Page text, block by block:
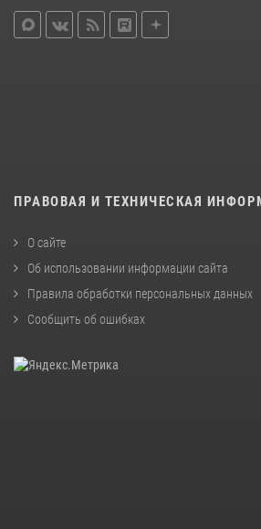
ПРАВОВАЯ И ТЕХНИЧЕСКАЯ
О сайте
Об использовании информации сайта
Правила обработки персональных данных
Сообщить об ошибках